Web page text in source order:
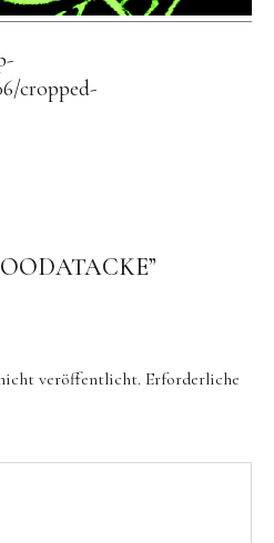
cropped-
”
veröffentlicht. Erforderliche